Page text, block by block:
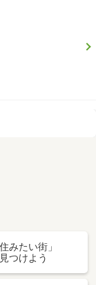
江町
住みたい街」
つけよう